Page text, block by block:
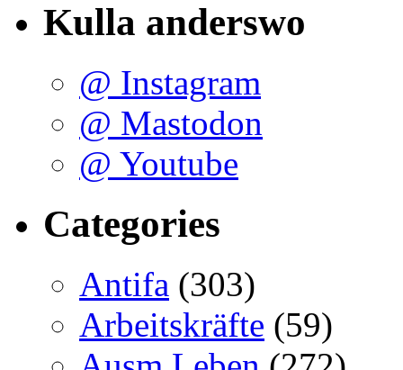
Kulla anderswo
@ Instagram
@ Mastodon
@ Youtube
Categories
Antifa (303)
Arbeitskräfte (59)